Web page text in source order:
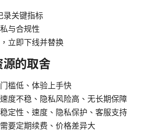
录关键指标
与合规性
立即下线并替换
的取舍
槛低、体验上手快
度不稳、隐私风险高、无长期保障
定性、速度、隐私保护、客服支持
要定期续费、价格差异大